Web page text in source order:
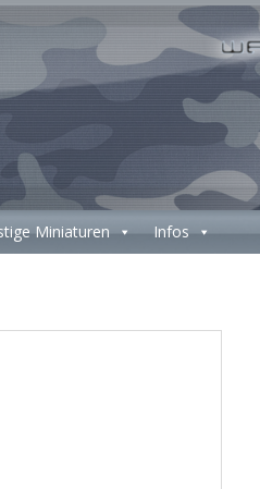
Miniaturen Infos